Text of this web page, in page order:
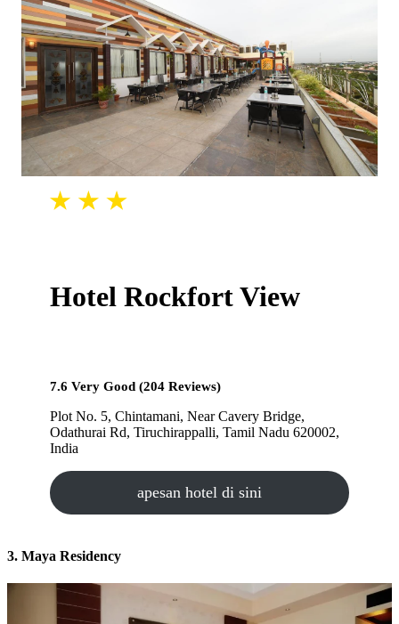
Hotel Rockfort View
7.6 Very Good (204 Reviews)
Plot No. 5, Chintamani, Near Cavery Bridge,
Odathurai Rd, Tiruchirappalli, Tamil Nadu 620002,
India
apesan hotel di sini
3. Maya Residency